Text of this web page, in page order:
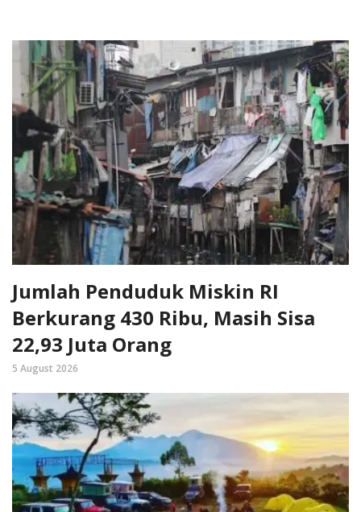
Jumlah Penduduk Miskin RI
Berkurang 430 Ribu, Masih Sisa
22,93 Juta Orang
5 August 2026